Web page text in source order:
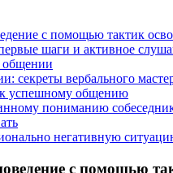
с помощью тактик
шаги и активное
общении
секреты вербального
успешному общению
пониманию
негативную
с помощью